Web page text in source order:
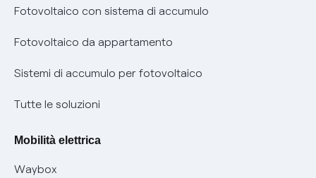
Diritto di ripensamento
Parental Control – Navigazione sicura
Informazioni precontrattuali prodotti e servizi
Condizioni generali di contratto prodotti e servizi
Informativa RAEE
prescrizione
Remit
Certificazioni
Nuove regole europee per la protezione dei dati
Offerte Placet non vulnerabili
Offerta Tutela Vulnerabilità Gas
Fotovoltaico con sistema di accumulo
Fotovoltaico da appartamento
Sistemi di accumulo per fotovoltaico
Tutte le soluzioni
Mobilità elettrica
Waybox